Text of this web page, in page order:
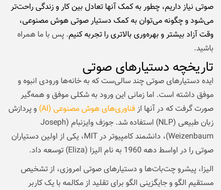
صوتی نیاز داریم، چطور به کمک آنها تعادل بین کار و زندگی راحت‌تر
می‌شود و چگونه می‌توان به کمک دستیار صوتی هوش مصنوعی،
وقت آزاد بیشتر و بهره‌وری بالاتری را تجربه کنیم. پس با ما همراه
باشید.
تاریخچه دستیارهای صوتی
ایده دستیارهای صوتی چند سالی‌ست که به خانه‌ها ورودی انبوه و
موفق داشته است. اما زمانی این ورود به شکلی موفق و همه‌گیر
صورت گرفت که در آنها ازفناوری‌های هوش مصنوعی (AI)
و پردازش
زبان طبیعی (NLP) استفاده شد. جوزف وایزنبام (Joseph
Weizenbaum)، دانشمند کامپیوتر در MIT، یکی از اولین دستیاران
صوتی را در اواسط دهه 1960 به نام الیزا (Eliza) توسعه داد.
الیزا، پیشرو چت‌بات‌ها و دستیارهای صوتی امروزی، از تشخیص
مستقیم الگو و جایگزینی الگو برای تقلید از مکالمه با یک کاربر